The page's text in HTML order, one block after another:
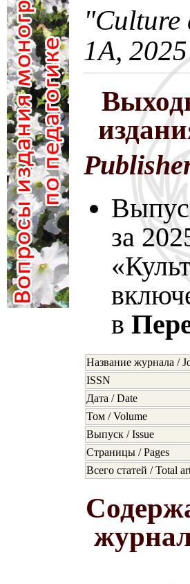
1A, 2025
за
в
Название журнала /
ISSN
Дата / Date
Том / Volume
Выпуск / Issue
Страницы / Pages
Всего статей / Total